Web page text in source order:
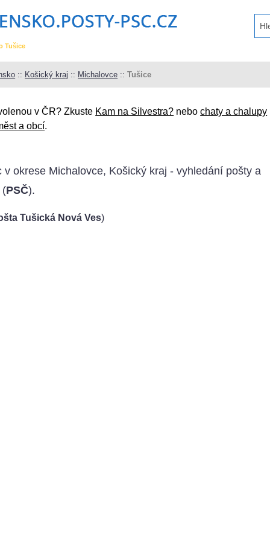
Tušice
:: Košický kraj :: Michalovce ::Tušice
v ČR? Zkuste Kam na Silvestra? nebochaty a chalupy
a obcí.
v okrese Michalovce, Košický kraj - vyhledání pošty a
(PSČ).
Tušická Nová Ves)